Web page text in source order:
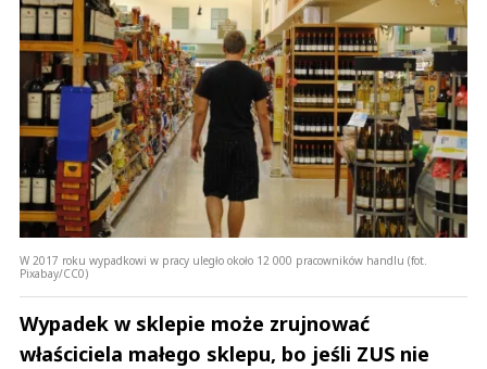
W 2017 roku wypadkowi w pracy uległo około 12 000 pracowników handlu (fot.
Pixabay/CC0)
Wypadek w sklepie może zrujnować
właściciela małego sklepu, bo jeśli ZUS nie